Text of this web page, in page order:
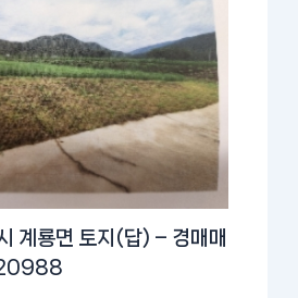
계룡면 토지(답) – 경매매